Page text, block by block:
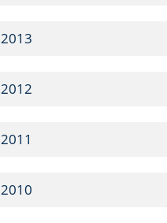
2013
2012
2011
2010